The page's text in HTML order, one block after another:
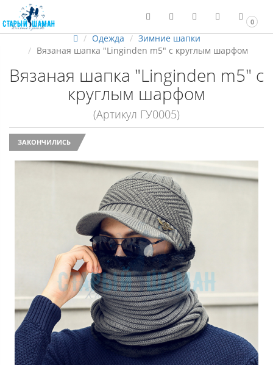
0
Одежда
Зимние шапки
Вязаная шапка "Linginden m5" с круглым шарфом
Вязаная шапка "Linginden m5" с
круглым шарфом
(Артикул ГУ0005)
ЗАКОНЧИЛИСЬ